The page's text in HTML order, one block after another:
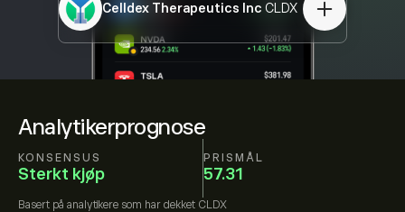
Analytikerprognose
KONSENSUS
Sterkt kjøp
PRISMÅL
57.31
Basert på analytikere som har dekket CLDX
Celldex Therapeutics Inc CLDX